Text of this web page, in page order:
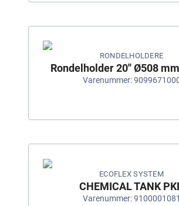
RONDELHOLDERE
Rondelholder 20'' Ø508
Varenummer:
ECOFLEX SYSTEM
CHEMICAL TANK
Varenummer: 9100001081